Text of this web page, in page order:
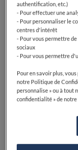
authentification, etc.)
- Pour effectuer une
- Pour personnaliser le
centres d'intérêt
- Pour vous permettre
sociaux
- Pour vous permettre
Pour en savoir plus,
notre Politique de
personnalise » ou à tout
confidentialité » de